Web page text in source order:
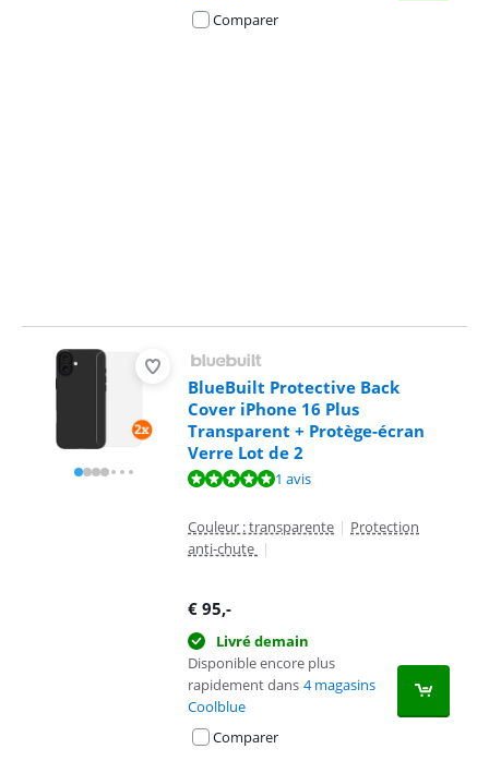
Comparer
BlueBuilt Protective Back
Cover iPhone 16 Plus
Transparent + Protège-écran
Verre Lot de 2
La note est de 10 sur 10, basée sur 1 avis.1 avis
Couleur : transparente | Protection
anti-chute |
€ 95,-
Livré demain
Disponible encore plus
rapidement dans 4 magasins
Coolblue
Comparer